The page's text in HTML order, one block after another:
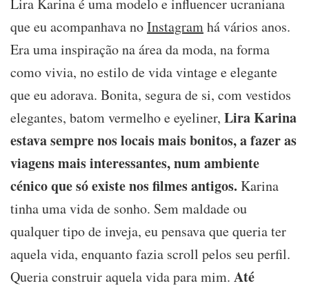
que eu acompanhava noInstagramhá vários anos.
Era uma inspiração na área da moda, na forma
como vivia, no estilo de vida vintage e elegante
que eu adorava. Bonita, segura de si, com vestidos
elegantes, batom vermelho e eyeliner, Lira Karina
estava sempre nos locais mais bonitos, a fazer as
viagens mais interessantes, num ambiente
cénico que só existe nos filmes antigos. Karina
tinha uma vida de sonho. Sem maldade ou
qualquer tipo de inveja, eu pensava que queria ter
aquela vida, enquanto fazia scroll pelos seu perfil.
Queria construir aquela vida para mim. Até